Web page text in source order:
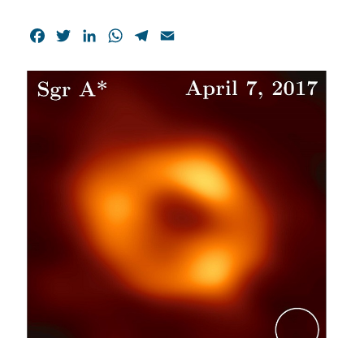
Facebook
TwitterLinkedInWhatsApp
Telegram